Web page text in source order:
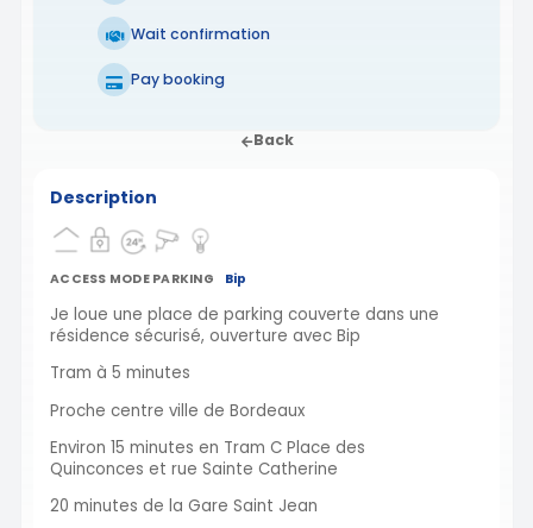
Wait confirmation
Pay booking
Back
Description
ACCESS MODE PARKING Bip
Je loue une place de parking couverte dans une
résidence sécurisé, ouverture avec Bip
Tram à 5 minutes
Proche centre ville de Bordeaux
Environ 15 minutes en Tram C Place des
Quinconces et rue Sainte Catherine
20 minutes de la Gare Saint Jean